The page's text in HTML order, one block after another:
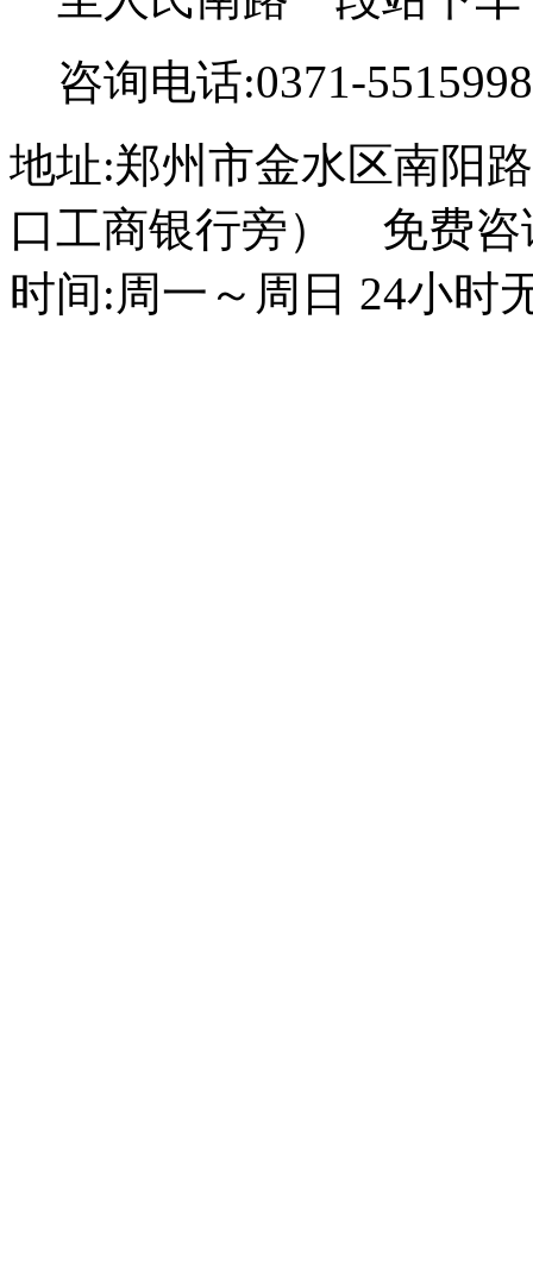
咨询电话:0371-
地址:郑州市金水区南阳
口工商银行旁） 免费咨
时间:周一～周日 24小时